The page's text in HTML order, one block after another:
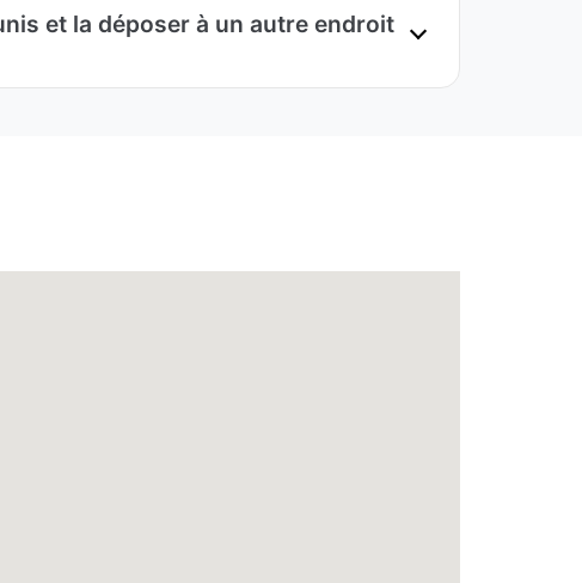
et la déposer à un autre endroit